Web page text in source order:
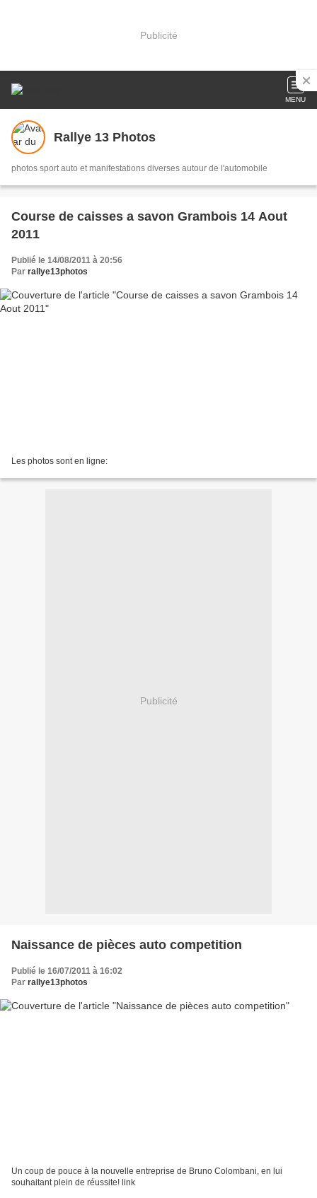
Publicité
MENU
Rallye 13 Photos
photos sport auto et manifestations diverses autour de l'automobile
Course de caisses a savon Grambois 14 Aout
2011
Publié le 14/08/2011 à 20:56
Par rallye13photos
Les photos sont en ligne:
Publicité
Naissance de pièces auto competition
Publié le 16/07/2011 à 16:02
Par rallye13photos
Un coup de pouce à la nouvelle entreprise de Bruno Colombani, en lui
souhaitant plein de réussite! link